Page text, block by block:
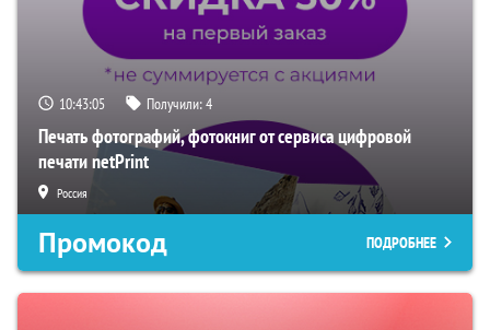
10:43:04 Получили:4
Печать фотографий, фотокниг от сервиса цифровой
печати netPrint
Россия
Промокод ПОДРОБНЕЕ